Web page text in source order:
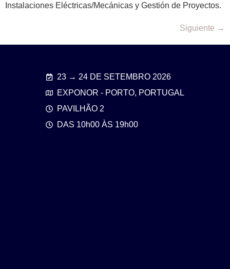
Instalaciones Eléctricas/Mecánicas y Gestión de Proyectos.
Siguiente →
23 → 24 DE SETEMBRO 2026
EXPONOR - PORTO, PORTUGAL
PAVILHÃO 2
DAS 10h00 ÀS 19h00